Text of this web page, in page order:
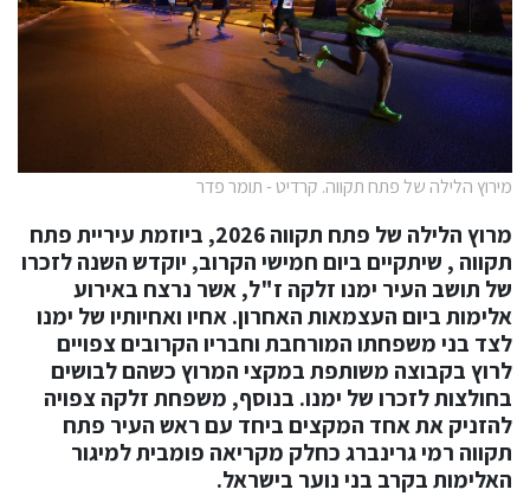
מירוץ הלילה של פתח תקווה. קרדיט - תומר פדר
מרוץ הלילה של פתח תקווה 2026, ביוזמת עיריית פתח
תקווה , שיתקיים ביום חמישי הקרוב, יוקדש השנה לזכרו
של תושב העיר ימנו זלקה ז"ל, אשר נרצח באירוע
אלימות ביום העצמאות האחרון. אחיו ואחיותיו של ימנו
לצד בני משפחתו המורחבת וחבריו הקרובים צפויים
לרוץ בקבוצה משותפת במקצי המרוץ כשהם לבושים
בחולצות לזכרו של ימנו. בנוסף, משפחת זלקה צפויה
להזניק את אחד המקצים ביחד עם ראש העיר פתח
תקווה רמי גרינברג כחלק מקריאה פומבית למיגור
האלימות בקרב בני נוער בישראל.